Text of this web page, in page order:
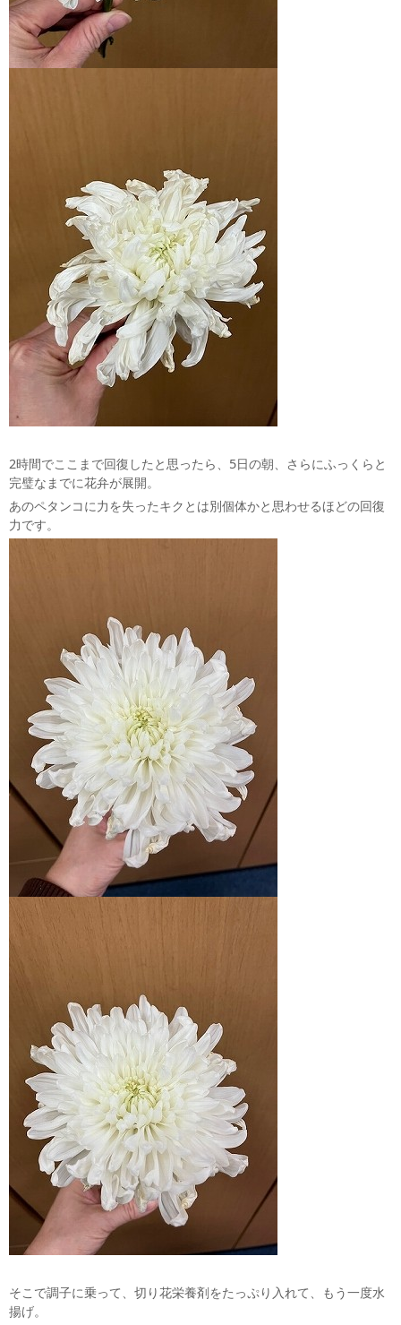
2時間でここまで回復したと思ったら、5日の朝、さらにふっくらと
完璧なまでに花弁が展開。
あのペタンコに力を失ったキクとは別個体かと思わせるほどの回復
力です。
そこで調子に乗って、切り花栄養剤をたっぷり入れて、もう一度水
揚げ。